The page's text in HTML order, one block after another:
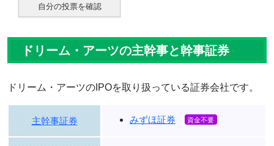
自分の投票を確認
ドリーム・アーツの主幹事と幹事証券
ドリーム・アーツのIPOを取り扱っている証券会社です。
主幹事証券 みずほ証券